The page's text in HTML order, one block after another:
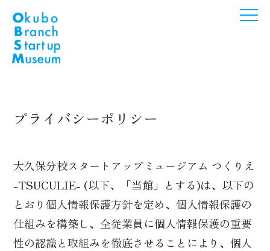
プライバシーポリシー
大久保分校スタートアップミュージアム つくりえ
-TSUCULIE- (以下、「当館」とする)は、以下の
とおり個人情報保護方針を定め、個人情報保護の
仕組みを構築し、全従業員に個人情報保護の重要
性の認識と取組みを徹底させることにより、個人